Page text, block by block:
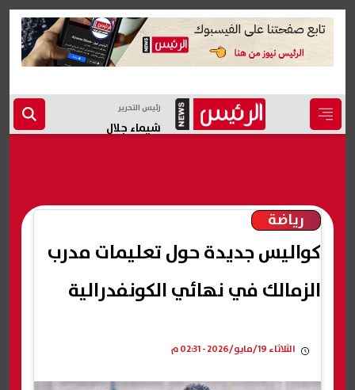
رئيس التحرير
شيماء جلال
رياضة
كواليس جديدة حول تعليمات مدرب
الزمالك في نهائي الكونفدرالية
الثلاثاء 19/مايو/2026 - 02:31 م